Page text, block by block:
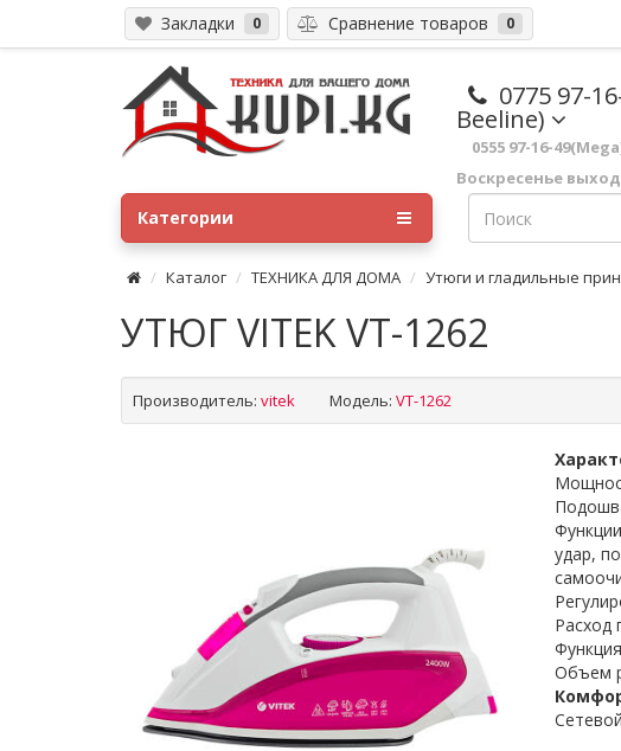
Закладки 0 Сравнение товаров 0
0775 97-
Beeline)
0555 97-16-
Воскресенье
Категории
Каталог ТЕХНИКА ДЛЯ ДОМА Утюги и гладильные
УТЮГ VITEK VT-1262
Производитель: vitek Модель: VT-1262
удар,
Расход
Объeм